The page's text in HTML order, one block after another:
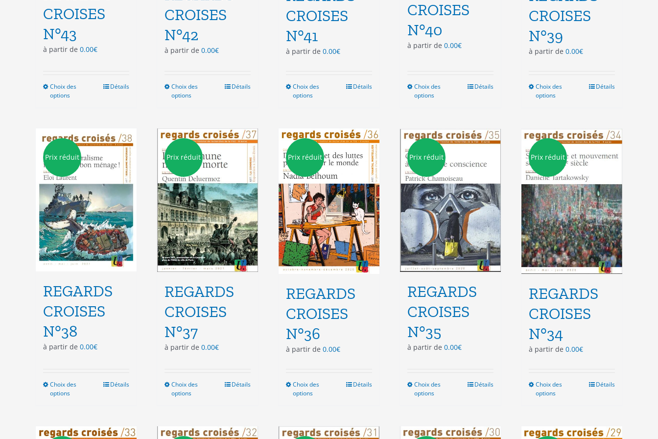
CROISES
N°43
à partir de 0.00€
Choix des
options
Les
peuvent
choisies
sur
la
page
du
produit
Détails
CROISES
N°42
à partir de 0.00€
Choix des
options
variations.
Les
peuvent
choisies
sur
la
page
du
produit
Détails
CROISES
N°41
à partir de 0.00€
Choix des
options
variations.
Les
options
peuvent
être
choisies
sur
la
page
du
produit
Détails
CROISES
N°40
à partir de 0.00€
Choix des
options
variations.
Les
peuvent
choisies
sur
la
page
du
produit
Détails
CROISES
N°39
à partir de 0.00€
Choix des
options
variations.
Les
options
peuvent
être
choisies
sur
la
page
du
produit
Détails
Prix réduit
REGARDS
CROISES
N°38
à partir de 0.00€
Choix des
options
variations.
Détails
Prix réduit
REGARDS
CROISES
N°37
à partir de 0.00€
Choix des
options
variations.
Détails
Prix réduit
REGARDS
CROISES
N°36
à partir de 0.00€
Choix des
options
variations.
Détails
Prix réduit
REGARDS
CROISES
N°35
à partir de 0.00€
Choix des
options
variations.
Détails
Prix réduit
REGARDS
CROISES
N°34
à partir de 0.00€
Choix des
options
variations.
Détails